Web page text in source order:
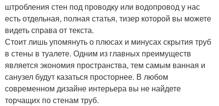
штробления стен под проводку или водопровод у нас
есть отдельная, полная статья, тизер которой вы можете
видеть справа от текста.
Стоит лишь упомянуть о плюсах и минусах скрытия труб
в стены в туалете. Одним из главных преимуществ
является экономия пространства, тем самым ванная и
санузел будут казаться просторнее. В любом
современном дизайне интерьера вы не найдете
торчащих по стенам труб.